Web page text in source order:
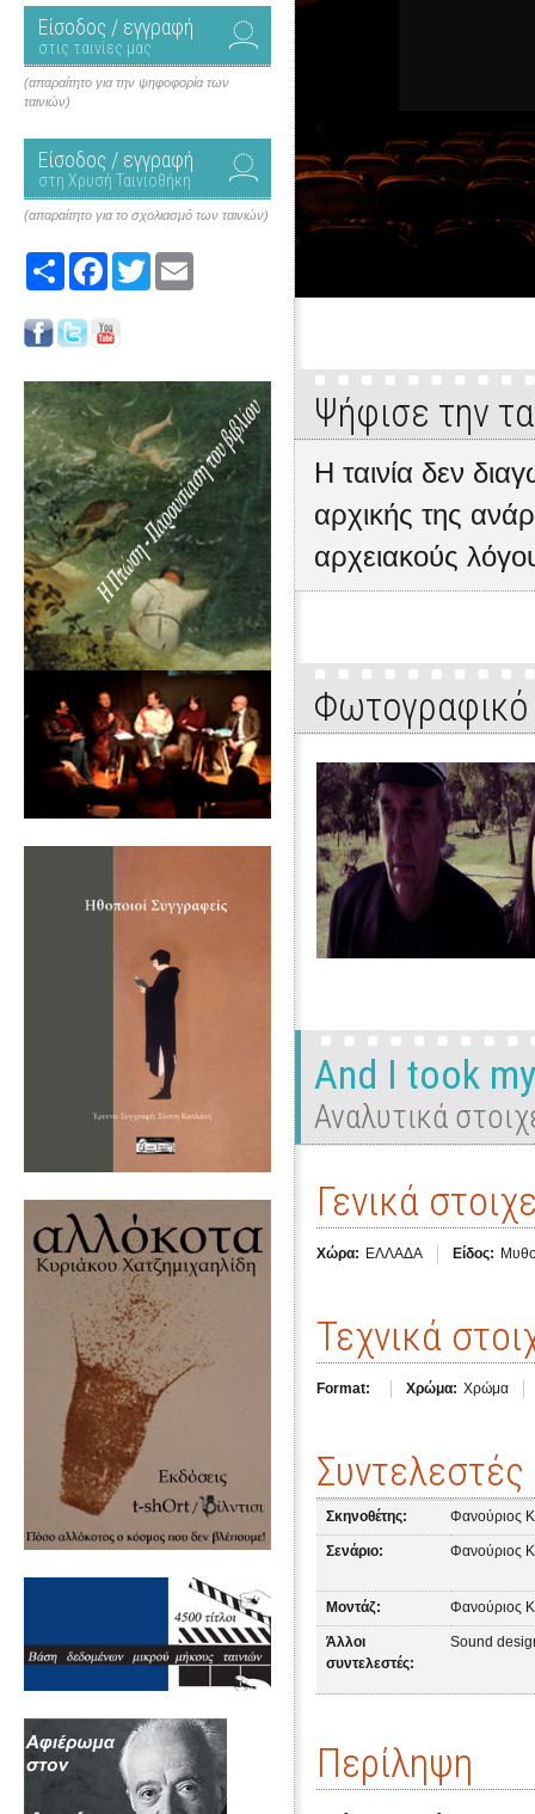
Είσοδος / εγγραφή
στις ταινίες μας
(απαραίτητο για την ψηφοφορία των
ταινιών)
Είσοδος / εγγραφή
στη Χρυσή Ταινιοθήκη
(απαραίτητο για το σχολιασμό των ταινιών)
Share FacebookTwitter
Ψήφισε την
Η ταινία δεν
αρχικής της
αρχειακούς
Φωτογραφικό
And I took
Αναλυτικά
Γενικά
Χώρα: ΕΛΛΑΔΑ Είδος:
Τεχνικά
Format: Χρώμα: Χρώμα
Συντελεστές
Σκηνοθέτης: Φανούριος
Σενάριο: Φανούριος
Μοντάζ: Φανούριος
Άλλοι
συντελεστές:
Sound
Περίληψη